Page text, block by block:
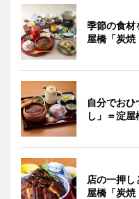
季節の食材
屋橋「炭焼
自分でお
し」＝淀屋
店の一押
屋橋「炭焼